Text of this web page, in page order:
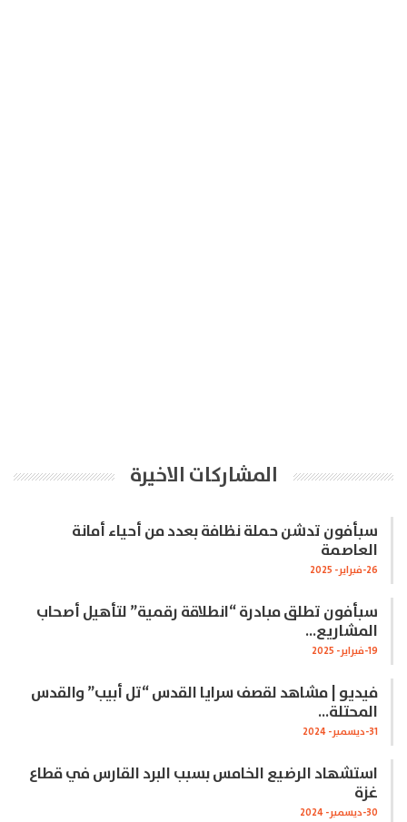
المشاركات الاخيرة
سبأفون تدشن حملة نظافة بعدد من أحياء أمانة
العاصمة
26-فبراير- 2025
سبأفون تطلق مبادرة “انطلاقة رقمية” لتأهيل أصحاب
المشاريع…
19-فبراير- 2025
فيديو | مشاهد لقصف سرايا القدس “تل أبيب” والقدس
المحتلة…
31-ديسمبر- 2024
استشهاد الرضيع الخامس بسبب البرد القارس في قطاع
غزة
30-ديسمبر- 2024